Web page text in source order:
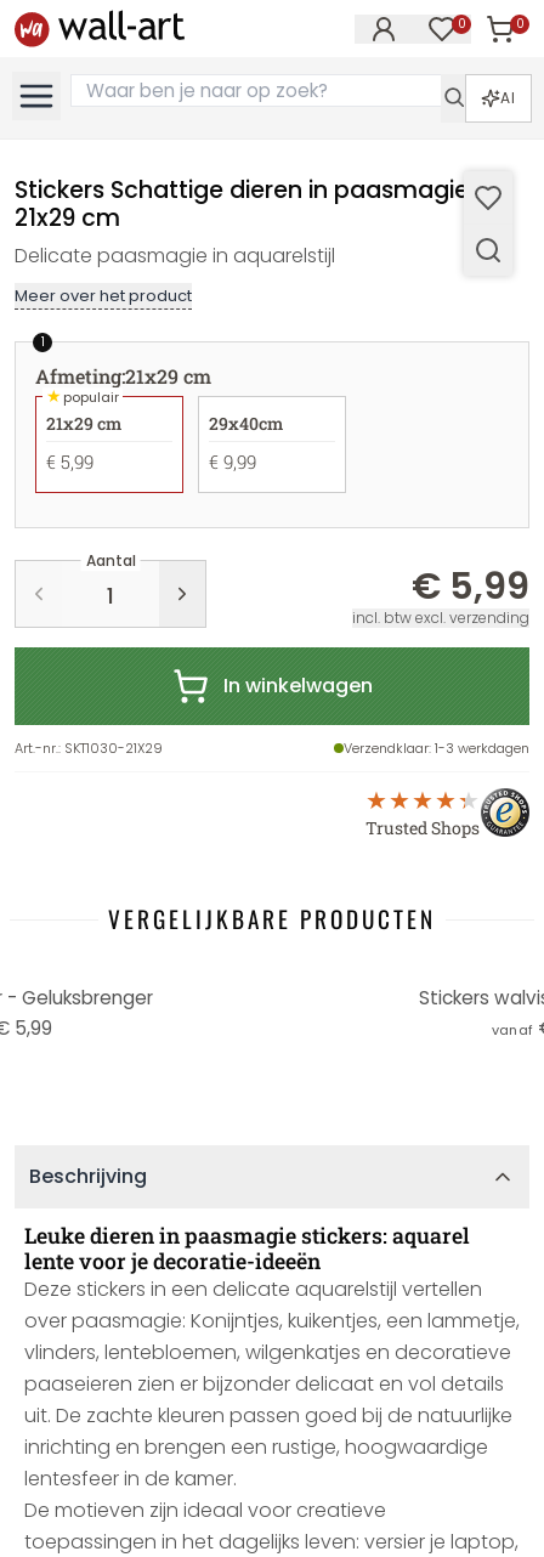
0 0
AI
Stickers Schattige dieren in paasmagie -
21x29 cm
Delicate paasmagie in aquarelstijl
Meer over het product
1
Afmeting:21x29 cm
★populair
21x29 cm
€ 5,99
29x40cm
€ 9,99
Aantal
€ 5,99
incl. btw excl. verzending
In winkelwagen
Art.-nr.: SKT1030-21X29 Verzendklaar: 1-3 werkdagen
Trusted Shops
VERGELIJKBARE PRODUCTEN
- Geluksbrenger
5,99
Stickers
vanaf
Beschrijving
Leuke dieren in paasmagie stickers: aquarel
lente voor je decoratie-ideeën
Deze stickers in een delicate aquarelstijl vertellen
over paasmagie: Konijntjes, kuikentjes, een lammetje,
vlinders, lentebloemen, wilgenkatjes en decoratieve
paaseieren zien er bijzonder delicaat en vol details
uit. De zachte kleuren passen goed bij de natuurlijke
inrichting en brengen een rustige, hoogwaardige
lentesfeer in de kamer.
De motieven zijn ideaal voor creatieve
toepassingen in het dagelijks leven: versier je laptop,